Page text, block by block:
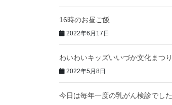
16時のお昼ご飯
2022年6月17日
わいわいキッズいいづか文化まつり
2022年5月8日
今日は毎年一度の乳がん検診でした